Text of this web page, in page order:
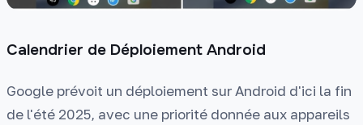
Calendrier de Déploiement Android
Google prévoit un déploiement sur Android d'ici la fin
de l'été 2025, avec une priorité donnée aux appareils